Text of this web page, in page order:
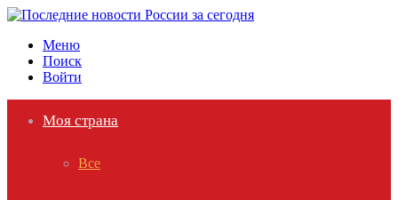
Меню
Поиск
Войти
Моя страна
Все